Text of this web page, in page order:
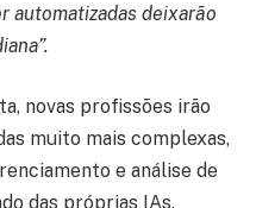
automatizadas deixarão
novas profissões irão
muito mais complexas,
e análise de
das próprias IAs.